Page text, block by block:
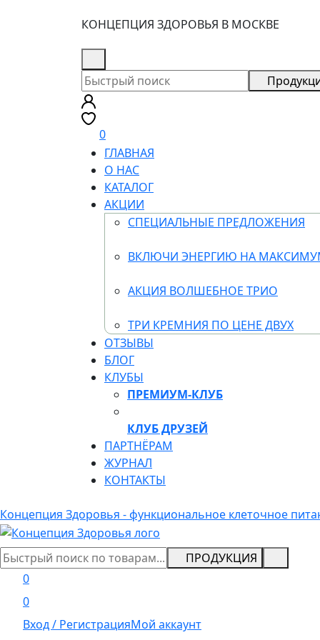
КОНЦЕПЦИЯ ЗДОРОВЬЯ В МОСКВЕ
0
ГЛАВНАЯ
О НАС
КАТАЛОГ
АКЦИИ
СПЕЦИАЛЬНЫЕ ПРЕДЛОЖЕНИЯ
ВКЛЮЧИ ЭНЕРГИЮ НА
АКЦИЯ ВОЛШЕБНОЕ ТРИО
ТРИ КРЕМНИЯ ПО ЦЕНЕ ДВУХ
ОТЗЫВЫ
БЛОГ
КЛУБЫ
ПРЕМИУМ-КЛУБ
КЛУБ ДРУЗЕЙ
ПАРТНЁРАМ
ЖУРНАЛ
КОНТАКТЫ
Концепция Здоровья - функциональное клеточное
ПРОДУКЦИЯ
0
0
Вход / РегистрацияМой аккаунт